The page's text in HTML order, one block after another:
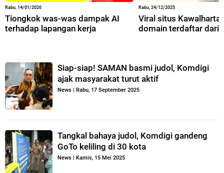
Rabu, 14/01/2026
Tiongkok was-was dampak AI
terhadap lapangan kerja
Rabu, 24/12/2025
Viral situs
domain terdaftar dari
Siap-siap! SAMAN basmi judol, Komdigi
ajak masyarakat turut aktif
News | Rabu, 17 September 2025
Tangkal bahaya judol, Komdigi gandeng
GoTo keliling di 30 kota
News | Kamis, 15 Mei 2025